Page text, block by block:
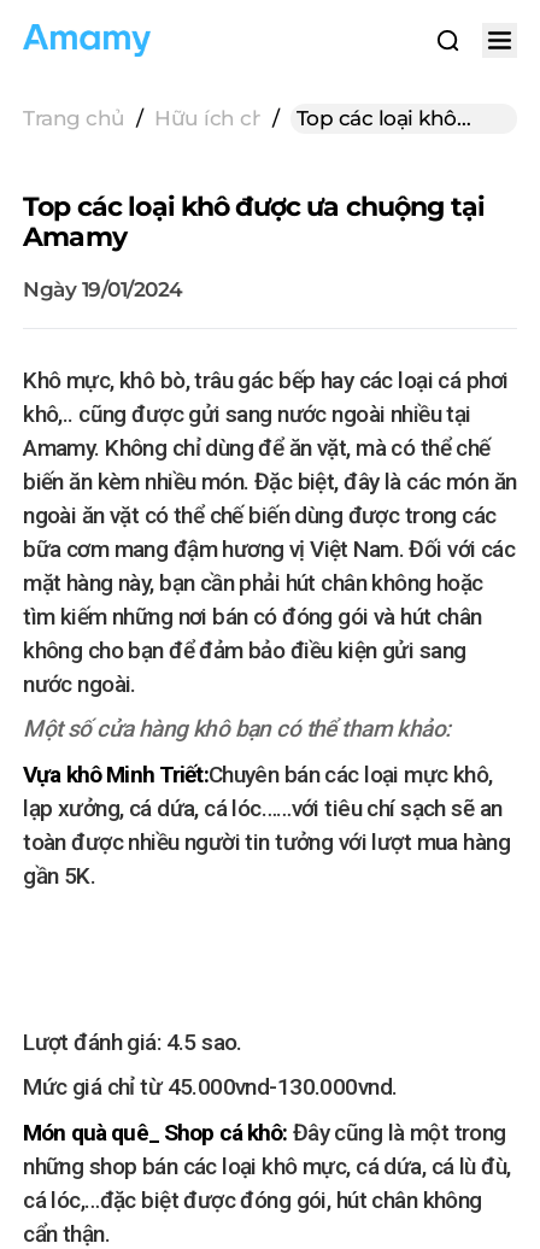
Trang chủ / Hữu ích cho gửi hàng
/
Top các loại khô
Top các loại khô được ưa chuộng tại
Amamy
Ngày 19/01/2024
Khô mực, khô bò, trâu gác bếp hay các loại cá phơi
khô,.. cũng được gửi sang nước ngoài nhiều tại
Amamy. Không chỉ dùng để ăn vặt, mà có thể chế
biến ăn kèm nhiều món. Đặc biệt, đây là các món ăn
ngoài ăn vặt có thể chế biến dùng được trong các
bữa cơm mang đậm hương vị Việt Nam. Đối với các
mặt hàng này, bạn cần phải hút chân không hoặc
tìm kiếm những nơi bán có đóng gói và hút chân
không cho bạn để đảm bảo điều kiện gửi sang
nước ngoài.
Một số cửa hàng khô bạn có thể tham khảo:
Vựa khô Minh Triết:Chuyên bán các loại mực khô,
lạp xưởng, cá dứa, cá lóc……với tiêu chí sạch sẽ an
toàn được nhiều người tin tưởng với lượt mua hàng
gần 5K.
Lượt đánh giá: 4.5 sao.
Mức giá chỉ từ 45.000vnd-130.000vnd.
Món quà quê_ Shop cá khô: Đây cũng là một trong
những shop bán các loại khô mực, cá dứa, cá lù đù,
cá lóc,…đặc biệt được đóng gói, hút chân không
cẩn thận.